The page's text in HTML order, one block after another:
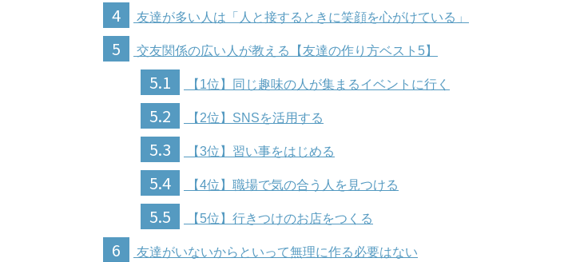
4 友達が多い人は「人と接するときに笑顔を心がけている」
5 交友関係の広い人が教える【友達の作り方ベスト5】
5.1 【1位】同じ趣味の人が集まるイベントに行く
5.2 【2位】SNSを活用する
5.3 【3位】習い事をはじめる
5.4 【4位】職場で気の合う人を見つける
5.5 【5位】行きつけのお店をつくる
6 友達がいないからといって無理に作る必要はない